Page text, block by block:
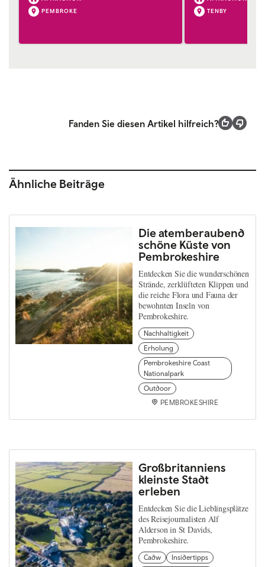
PEMBROKE
TENBY
Fanden Sie diesen Artikel hilfreich?
Ähnliche Beiträge
Die atemberaubend
schöne Küste von
Pembrokeshire
Entdecken Sie die wunderschönen
Strände, zerklüfteten Klippen und
die reiche Flora und Fauna der
bewohnten Inseln von
Pembrokeshire.
Nachhaltigkeit
Erholung
Pembrokeshire Coast
Nationalpark
Outdoor
PEMBROKESHIRE
Großbritanniens
kleinste Stadt
erleben
Entdecken Sie die Lieblingsplätze
des Reisejournalisten Alf
Alderson in St Davids,
Pembrokeshire.
Cadw
Insidertipps